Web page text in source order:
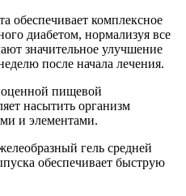
обеспечивает комплексное
диабетом, нормализуя все
значительное улучшение
после начала лечения.
пищевой
насытить организм
и элементами.
гель средней
обеспечивает быструю